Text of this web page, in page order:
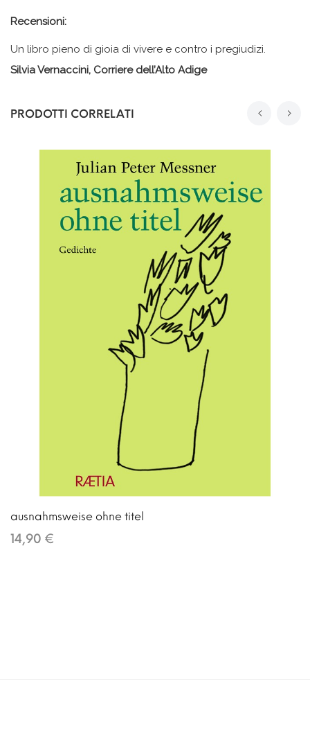
Recensioni:
Un libro pieno di gioia di vivere e contro i pregiudizi.
Silvia Vernaccini, Corriere dell’Alto Adige
PRODOTTI CORRELATI
ausnahmsweise ohne titel
14,90 €